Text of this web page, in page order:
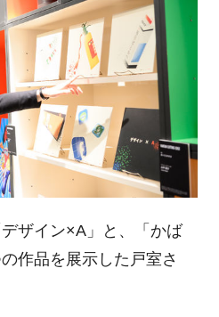
ザイン×A」と、「かば
作品を展示した戸室さ